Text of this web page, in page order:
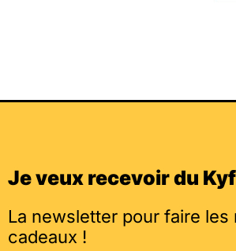
Je veux recevoir du
La newsletter pour faire les
cadeaux !